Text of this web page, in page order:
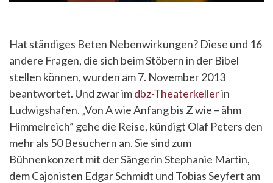
Hat ständiges Beten Nebenwirkungen? Diese und 16
andere Fragen, die sich beim Stöbern in der Bibel
stellen können, wurden am 7. November 2013
beantwortet. Und zwar imdbz-Theaterkellerin
Ludwigshafen. „Von A wie Anfang bis Z wie – ähm
Himmelreich” gehe die Reise, kündigt Olaf Peters den
mehr als 50 Besuchern an. Sie sind zum
Bühnenkonzert mit der Sängerin Stephanie Martin,
dem Cajonisten Edgar Schmidt und Tobias Seyfert am